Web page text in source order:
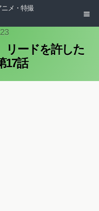
ニメ・特撮
リードを許した
17話